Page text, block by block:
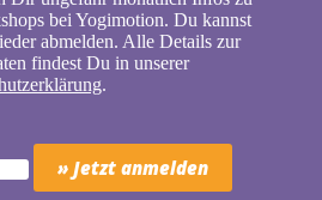
bei Yogimotion. Du kannst
abmelden. Alle Details zur
findest Du in unserer
.